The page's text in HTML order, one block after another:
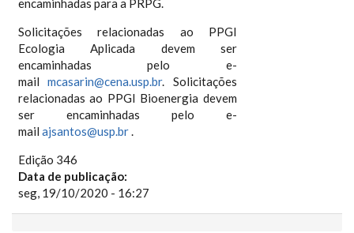
encaminhadas para a PRPG.
Solicitações relacionadas ao PPGI
Ecologia Aplicada devem ser
encaminhadas pelo e-
mailmcasarin@cena.usp.br. Solicitações
relacionadas ao PPGI Bioenergia devem
ser encaminhadas pelo e-
mail ajsantos@usp.br.
Edição 346
Data de publicação:
seg, 19/10/2020 - 16:27